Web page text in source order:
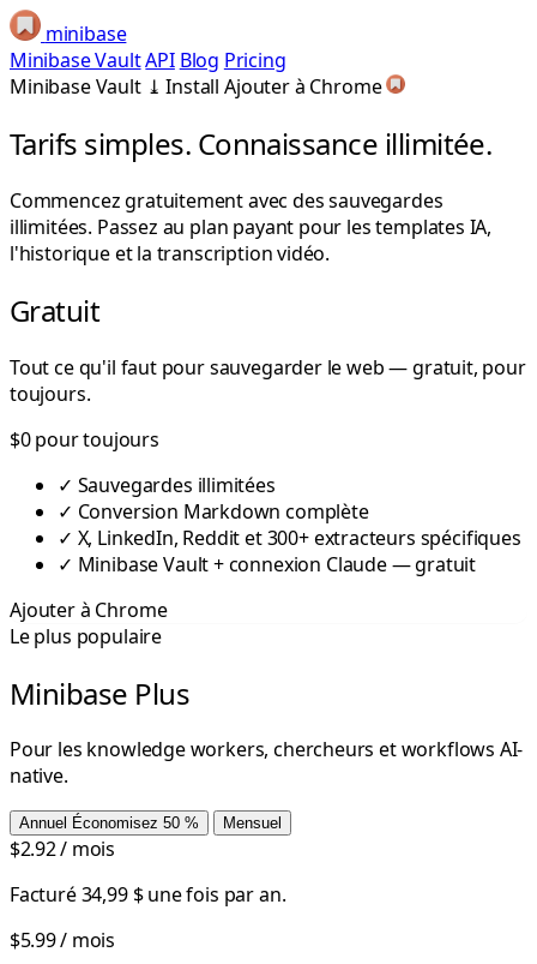
minibase
Minibase VaultAPI Blog Pricing
Minibase Vault ⤓ Install Ajouter à Chrome
Tarifs simples. Connaissance illimitée.
Commencez gratuitement avec des sauvegardes
illimitées. Passez au plan payant pour les templates IA,
l'historique et la transcription vidéo.
Gratuit
Tout ce qu'il faut pour sauvegarder le web — gratuit, pour
toujours.
$0 pour toujours
✓ Sauvegardes illimitées
✓ Conversion Markdown complète
✓ X, LinkedIn, Reddit et 300+ extracteurs spécifiques
✓ Minibase Vault + connexion Claude — gratuit
Ajouter à Chrome
Le plus populaire
Minibase Plus
Pour les knowledge workers, chercheurs et workflows AI-
native.
Annuel Économisez 50 % Mensuel
$2.92/ mois
Facturé 34,99 $ une fois par an.
$5.99/ mois